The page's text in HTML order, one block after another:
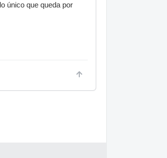
único que queda por